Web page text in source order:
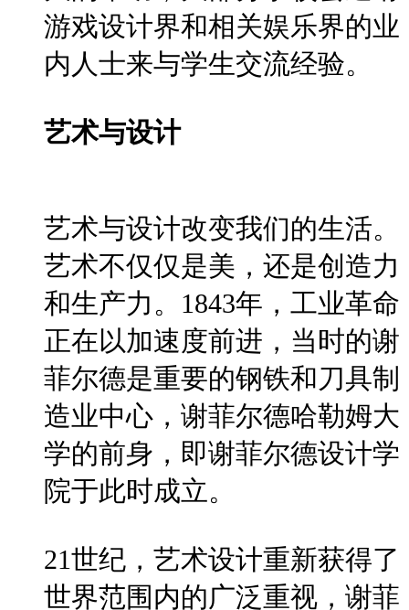
游戏设计界和相关娱乐界的业
内人士来与学生交流经验。
艺术与设计
艺术与设计改变我们的生活。
艺术不仅仅是美，还是创造力
和生产力。1843年，工业革命
正在以加速度前进，当时的谢
菲尔德是重要的钢铁和刀具制
造业中心，谢菲尔德哈勒姆大
学的前身，即谢菲尔德设计学
院于此时成立。
21世纪，艺术设计重新获得了
世界范围内的广泛重视，谢菲